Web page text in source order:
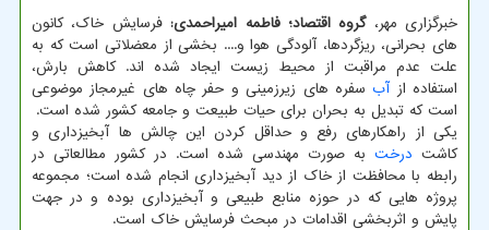
خبرگزاری مهر،گروه اقتصاد؛ فاطمه امیراحمدی:فرسایش خاک، کانون
های بحرانی، ریزگردها، آلودگی هوا و.... بخشی از معضلاتی است که به
علت عدم مراقبت از محیط زیست ایجاد شده اند. کاهش بارش،
استفاده از آب سفره های زیرزمینی و حفر چاه های غیرمجاز موضوعی
است که تبدیل به بحران برای حیات طبیعت و جامعه کشور شده است.
یکی از راهکارهای رفع و حداقل کردن این چالش ها آبخیزداری و
کاشت درخت به صورت مهندسی شده است. در کشور مطالعاتی در
رابطه با محافظت از خاک از دید آبخیزداری انجام شده است؛ مجموعه
پروژه هایی که در حوزه منابع طبیعی و آبخیزداری بوده و در جهت
پایش و اثربخشی اقدامات در مبحث فرسایش خاک است.